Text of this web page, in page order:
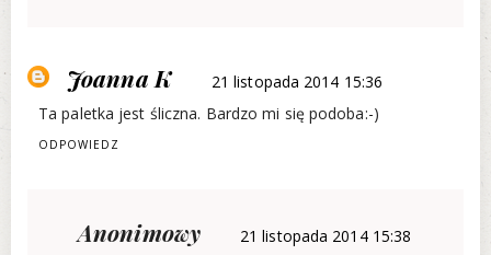
Joanna K
21 listopada 2014 15:36
Ta paletka jest śliczna. Bardzo mi się podoba:-)
ODPOWIEDZ
Anonimowy
21 listopada 2014 15:38